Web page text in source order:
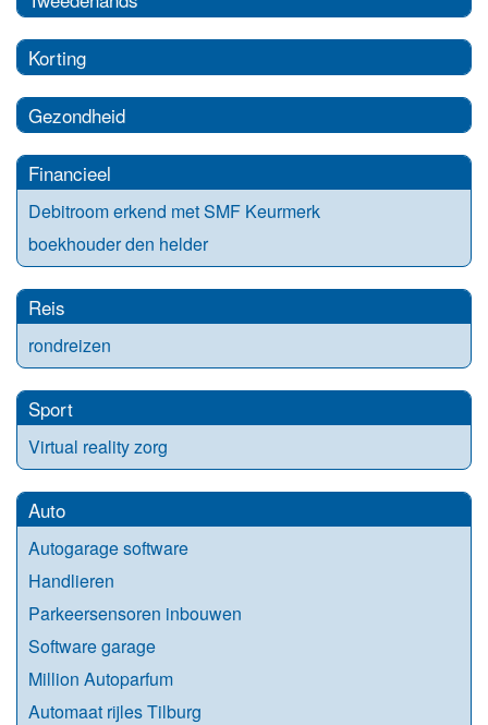
Korting
Gezondheid
Financieel
Debitroom erkend met SMF Keurmerk
boekhouder den helder
Reis
rondreizen
Sport
Virtual reality zorg
Auto
Autogarage software
Handlieren
Parkeersensoren inbouwen
Software garage
Million Autoparfum
Automaat rijles Tilburg